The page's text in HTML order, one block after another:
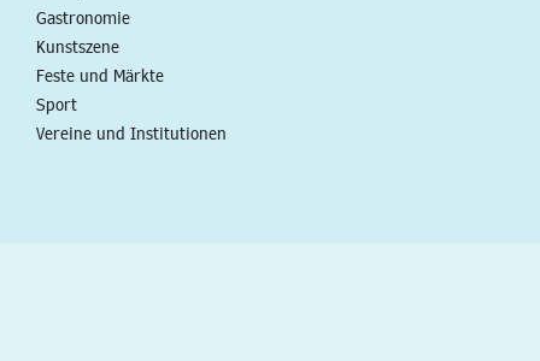
Gastronomie
Kunstszene
Feste und Märkte
Sport
Vereine und Institutionen